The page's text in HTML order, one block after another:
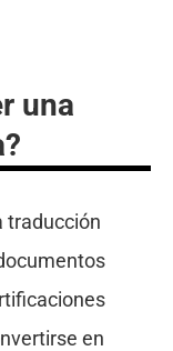
una
traducción
en